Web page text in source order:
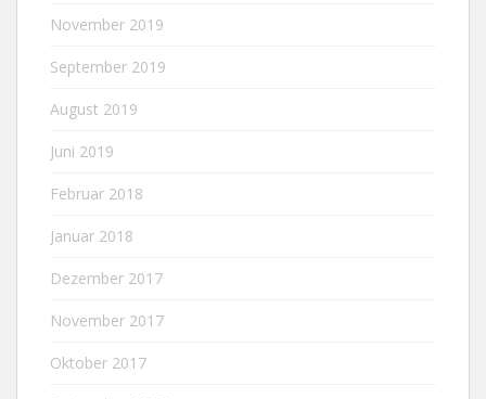
November 2019
September 2019
August 2019
Juni 2019
Februar 2018
Januar 2018
Dezember 2017
November 2017
Oktober 2017